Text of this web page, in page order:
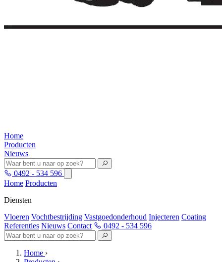
Home
Producten
Nieuws
0492 - 534 596
Home Producten
Diensten
Vloeren Vochtbestrijding Vastgoedonderhoud Injecteren Coating
Referenties Nieuws Contact 0492 - 534 596
Home ›